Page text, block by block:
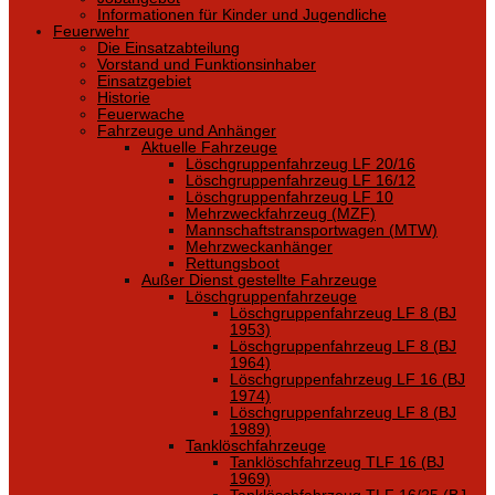
Informationen für Kinder und Jugendliche
Feuerwehr
Die Einsatzabteilung
Vorstand und Funktionsinhaber
Einsatzgebiet
Historie
Feuerwache
Fahrzeuge und Anhänger
Aktuelle Fahrzeuge
Löschgruppenfahrzeug LF 20/16
Löschgruppenfahrzeug LF 16/12
Löschgruppenfahrzeug LF 10
Mehrzweckfahrzeug (MZF)
Mannschaftstransportwagen (MTW)
Mehrzweckanhänger
Rettungsboot
Außer Dienst gestellte Fahrzeuge
Löschgruppenfahrzeuge
Löschgruppenfahrzeug LF 8 (BJ
1953)
Löschgruppenfahrzeug LF 8 (BJ
1964)
Löschgruppenfahrzeug LF 16 (BJ
1974)
Löschgruppenfahrzeug LF 8 (BJ
1989)
Tanklöschfahrzeuge
Tanklöschfahrzeug TLF 16 (BJ
1969)